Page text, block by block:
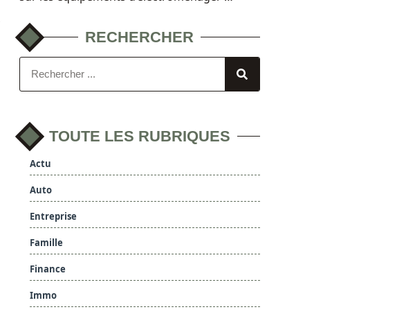
RECHERCHER
TOUTE LES RUBRIQUES
Actu
Auto
Entreprise
Famille
Finance
Immo